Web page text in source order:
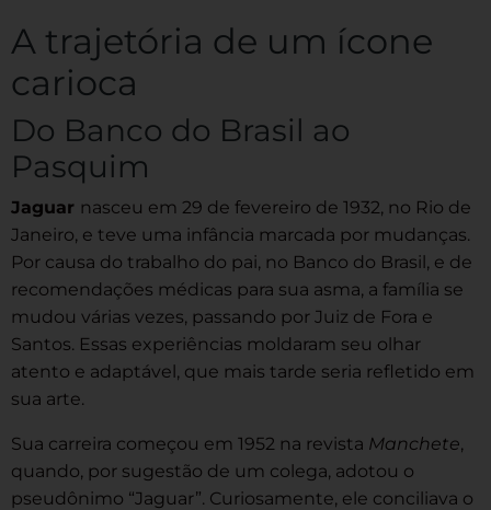
A trajetória de um ícone
carioca
Do Banco do Brasil ao
Pasquim
Jaguar nasceu em 29 de fevereiro de 1932, no Rio de
Janeiro, e teve uma infância marcada por mudanças.
Por causa do trabalho do pai, no Banco do Brasil, e de
recomendações médicas para sua asma, a família se
mudou várias vezes, passando por Juiz de Fora e
Santos. Essas experiências moldaram seu olhar
atento e adaptável, que mais tarde seria refletido em
sua arte.
Sua carreira começou em 1952 na revista Manchete,
quando, por sugestão de um colega, adotou o
pseudônimo “Jaguar”. Curiosamente, ele conciliava o